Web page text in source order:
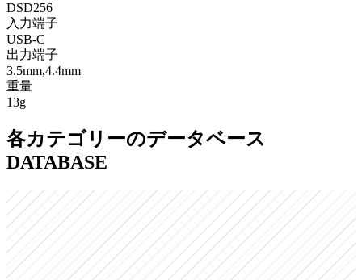
DSD256
入力端子
USB-C
出力端子
3.5mm,4.4mm
重量
13g
各カテゴリーのデータベース
DATABASE